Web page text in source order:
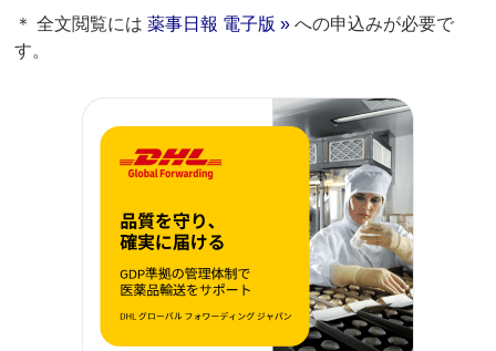
＊ 全文閲覧には薬事日報 電子版 » への申込みが必要で
す。